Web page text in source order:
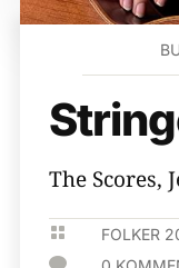
The Scores,
 FOLKER
